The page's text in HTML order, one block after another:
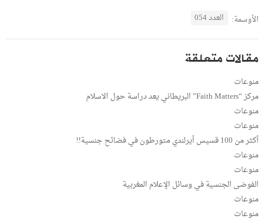
الأوسمة: العدد 054
مقالات متعلقة
منوعات
مركز “Faith Matters” البريطاني يعد دراسة حول الاسلام
منوعات
منوعات
أكثر من 100 قسيس أيرلندي متورطون في فضائح جنسية!!
منوعات
منوعات
الفوضى الجنسية في وسائل الإعلام المغربية
منوعات
منوعات